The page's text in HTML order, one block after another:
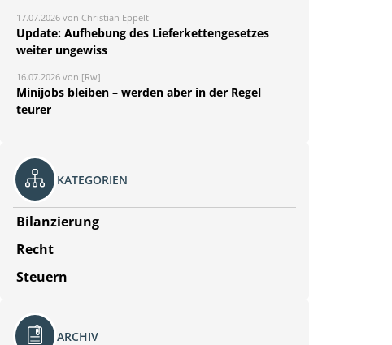
17.07.2026 von Christian Eppelt
Update: Aufhebung des Lieferkettengesetzes
weiter ungewiss
16.07.2026 von [Rw]
Minijobs bleiben – werden aber in der Regel
teurer
KATEGORIEN
Bilanzierung
Recht
Steuern
ARCHIV